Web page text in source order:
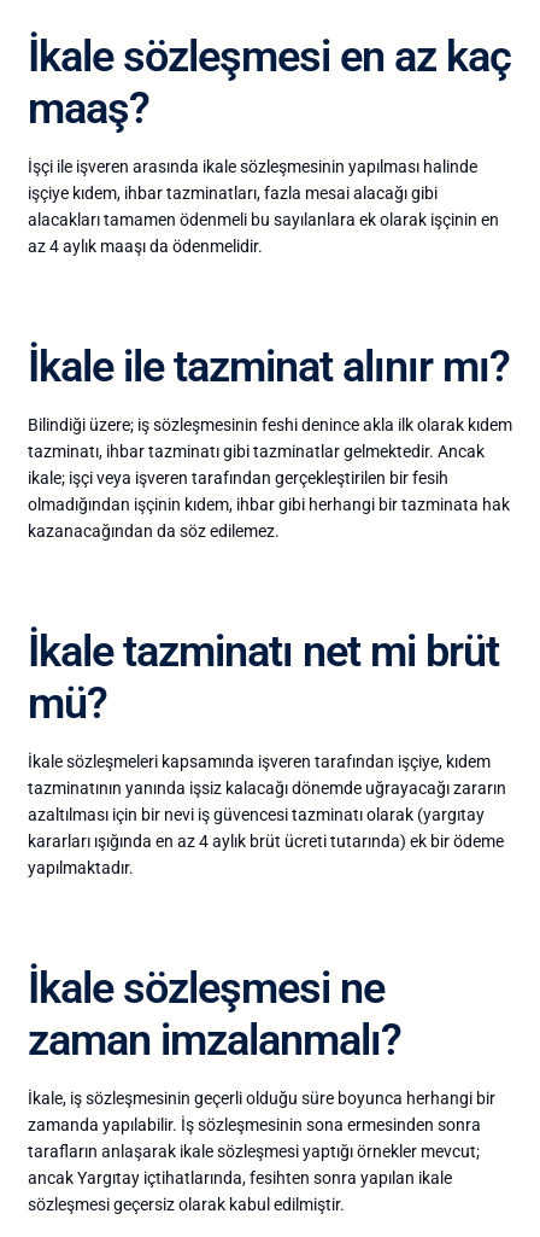
İkale sözleşmesi en az kaç
maaş?
İşçi ile işveren arasında ikale sözleşmesinin yapılması halinde
işçiye kıdem, ihbar tazminatları, fazla mesai alacağı gibi
alacakları tamamen ödenmeli bu sayılanlara ek olarak işçinin en
az 4 aylık maaşı da ödenmelidir.
İkale ile tazminat alınır mı?
Bilindiği üzere; iş sözleşmesinin feshi denince akla ilk olarak kıdem
tazminatı, ihbar tazminatı gibi tazminatlar gelmektedir. Ancak
ikale; işçi veya işveren tarafından gerçekleştirilen bir fesih
olmadığından işçinin kıdem, ihbar gibi herhangi bir tazminata hak
kazanacağından da söz edilemez.
İkale tazminatı net mi brüt
mü?
İkale sözleşmeleri kapsamında işveren tarafından işçiye, kıdem
tazminatının yanında işsiz kalacağı dönemde uğrayacağı zararın
azaltılması için bir nevi iş güvencesi tazminatı olarak (yargıtay
kararları ışığında en az 4 aylık brüt ücreti tutarında) ek bir ödeme
yapılmaktadır.
İkale sözleşmesi ne
zaman imzalanmalı?
İkale, iş sözleşmesinin geçerli olduğu süre boyunca herhangi bir
zamanda yapılabilir. İş sözleşmesinin sona ermesinden sonra
tarafların anlaşarak ikale sözleşmesi yaptığı örnekler mevcut;
ancak Yargıtay içtihatlarında, fesihten sonra yapılan ikale
sözleşmesi geçersiz olarak kabul edilmiştir.